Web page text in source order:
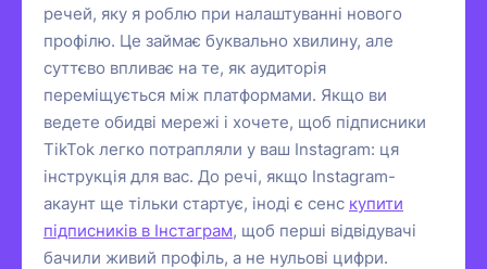
речей, яку я роблю при налаштуванні нового
профілю. Це займає буквально хвилину, але
суттєво впливає на те, як аудиторія
переміщується між платформами. Якщо ви
ведете обидві мережі і хочете, щоб підписники
TikTok легко потрапляли у ваш Instagram: ця
інструкція для вас. До речі, якщо Instagram-
акаунт ще тільки стартує, іноді є сенс купити
підписників в Інстаграм, щоб перші відвідувачі
бачили живий профіль, а не нульові цифри.